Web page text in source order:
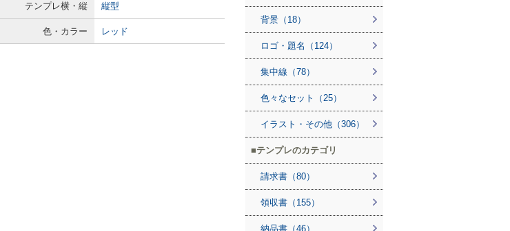
テンプレ横・縦 縦型
色・カラー レッド
背景（18）
ロゴ・題名（124）
集中線（78）
色々なセット（25）
イラスト・その他（306）
テンプレのカテゴリ
請求書（80）
領収書（155）
納品書（46）